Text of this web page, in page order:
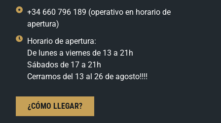
+34 660 796 189 (operativo en horario de
apertura)
Horario de apertura:
De lunes a viernes de 13 a 21h
Sábados de 17 a 21h
Cerramos del 13 al 26 de agosto!!!!
¿CÓMO LLEGAR?